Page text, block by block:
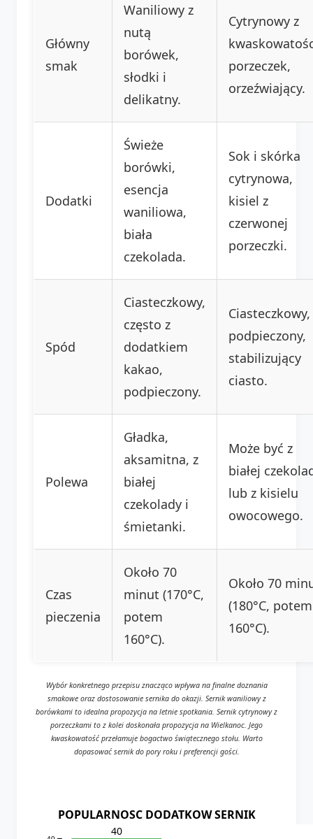
Główny
smak
Waniliowy z
nutą
borówek,
słodki i
delikatny.
Cytrynowy z
porzeczek,
orzeźwiający.
Dodatki
Świeże
borówki,
esencja
waniliowa,
biała
czekolada.
Sok i skórka
cytrynowa,
kisiel z
czerwonej
porzeczki.
Spód
Ciasteczkowy,
często z
dodatkiem
kakao,
podpieczony.
Ciasteczkowy,
podpieczony,
stabilizujący
ciasto.
Polewa
Gładka,
aksamitna, z
białej
czekolady i
śmietanki.
Może być z
białej
lub z kisielu
owocowego.
Czas
pieczenia
Około 70
minut (170°C,
potem
160°C).
Około 70
(180°C, potem
160°C).
Wybór konkretnego przepisu znacząco wpływa na finalne doznania
smakowe oraz dostosowanie sernika do okazji. Sernik waniliowy z
borówkami to idealna propozycja na letnie spotkania. Sernik cytrynowy z
porzeczkami to z kolei doskonała propozycja na Wielkanoc. Jego
kwaskowatość przełamuje bogactwo świątecznego stołu. Warto
dopasować sernik do pory roku i preferencji gości.
POPULARNOSC DODATKOW SERNIK
40